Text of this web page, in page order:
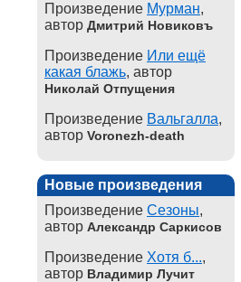
Произведение Мурман,
автор Дмитрий Новиковъ
Произведение Или ещё
какая блажь, автор
Николай Отпущения
Произведение Вальгалла,
автор Voronezh-death
Новые произведения
Произведение Сезоны,
автор Александр Саркисов
Произведение Хотя б...,
автор Владимир Лучит